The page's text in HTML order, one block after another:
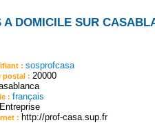
A DOMICILE SUR
:sosprofcasa
postal : 20000
:français
Entreprise
: http://prof-casa.sup.fr